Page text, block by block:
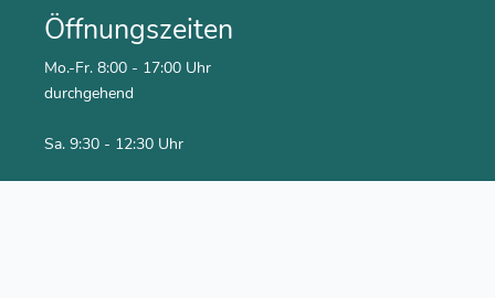
Öffnungszeiten
Mo.-Fr. 8:00 - 17:00 Uhr
durchgehend
Sa. 9:30 - 12:30 Uhr